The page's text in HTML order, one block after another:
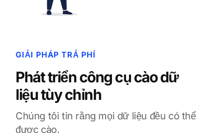
GIẢI PHÁP TRẢ PHÍ
Phát triển công cụ cào dữ
liệu tùy chỉnh
Chúng tôi tin rằng mọi dữ liệu đều có thể
được cào.